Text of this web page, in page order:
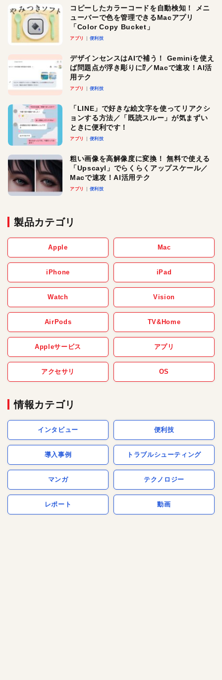
コピーしたカラーコードを自動検知！ メニ
ューバーで色を管理できるMacアプリ
「Color Copy Bucket」
アプリ 便利技
デザインセンスはAIで補う！ Geminiを使え
ば問題点が浮き彫りに⁉︎／Macで速攻！AI活
用テク
アプリ 便利技
「LINE」で好きな絵文字を使ってリアクシ
ョンする方法／「既読スルー」が気まずい
ときに便利です！
アプリ 便利技
粗い画像を高解像度に変換！ 無料で使える
「Upscayl」でらくらくアップスケール／
Macで速攻！AI活用テク
アプリ 便利技
製品カテゴリ
Apple Mac
iPhone iPad
Watch Vision
AirPods TV&Home
Appleサービス アプリ
アクセサリ OS
情報カテゴリ
インタビュー 便利技
導入事例 トラブルシューティング
マンガ テクノロジー
レポート 動画